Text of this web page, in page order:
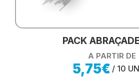
PACK
A PARTIR DE
5,75€ / 10